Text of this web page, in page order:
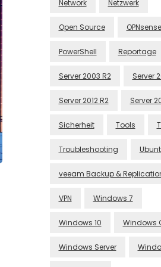
Network Netzwerk
Open Source OPNsense
PowerShell Reportage
Server 2003 R2 Server
Server 2012 R2 Server
Sicherheit Tools
Troubleshooting
veeam Backup &
VPN Windows 7
Windows 10 Windows
Windows Server